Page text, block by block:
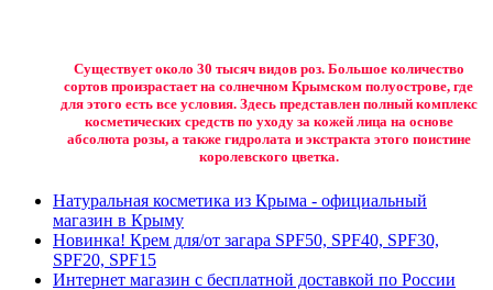
Существует около 30 тысяч видов роз. Большое количество
сортов произрастает на солнечном Крымском полуострове, где
для этого есть все условия. Здесь представлен полный комплекс
косметических средств по уходу за кожей лица на основе
абсолюта розы, а также гидролата и экстракта этого поистине
королевского цветка.
Натуральная косметика из Крыма - официальный
магазин в Крыму
Новинка! Крем для/от загара SPF50, SPF40, SPF30,
SPF20, SPF15
Интернет магазин с бесплатной доставкой по России